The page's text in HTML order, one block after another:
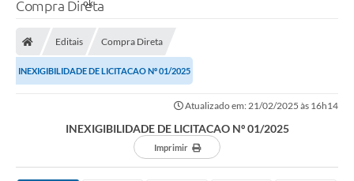
Compra Direta
Editais Compra Direta
INEXIGIBILIDADE DE LICITACAO Nº 01/2025
Atualizado em: 21/02/2025 às 16h14
INEXIGIBILIDADE DE LICITACAO Nº 01/2025
Imprimir